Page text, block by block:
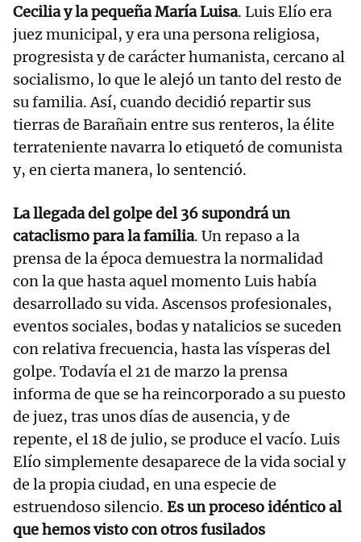
Cecilia y la pequeña María Luisa. Luis Elío era
juez municipal, y era una persona religiosa,
progresista y de carácter humanista, cercano al
socialismo, lo que le alejó un tanto del resto de
su familia. Así, cuando decidió repartir sus
tierras de Barañain entre sus renteros, la élite
terrateniente navarra lo etiquetó de comunista
y, en cierta manera, lo sentenció.
La llegada del golpe del 36 supondrá un
cataclismo para la familia. Un repaso a la
prensa de la época demuestra la normalidad
con la que hasta aquel momento Luis había
desarrollado su vida. Ascensos profesionales,
eventos sociales, bodas y natalicios se suceden
con relativa frecuencia, hasta las vísperas del
golpe. Todavía el 21 de marzo la prensa
informa de que se ha reincorporado a su puesto
de juez, tras unos días de ausencia, y de
repente, el 18 de julio, se produce el vacío. Luis
Elío simplemente desaparece de la vida social y
de la propia ciudad, en una especie de
estruendoso silencio. Es un proceso idéntico al
que hemos visto con otros fusilados